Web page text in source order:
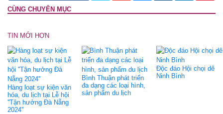
CÙNG CHUYÊN MỤC
TIN MỚI HƠN
Hàng loạt sự kiện văn
hóa, du lịch tại Lễ hội
''Tận hưởng Đà Nẵng
2024''
Bình Thuận phát triển
đa dạng các loại hình,
sản phẩm du lịch
Độc đáo Hội chọi dê
Ninh Bình